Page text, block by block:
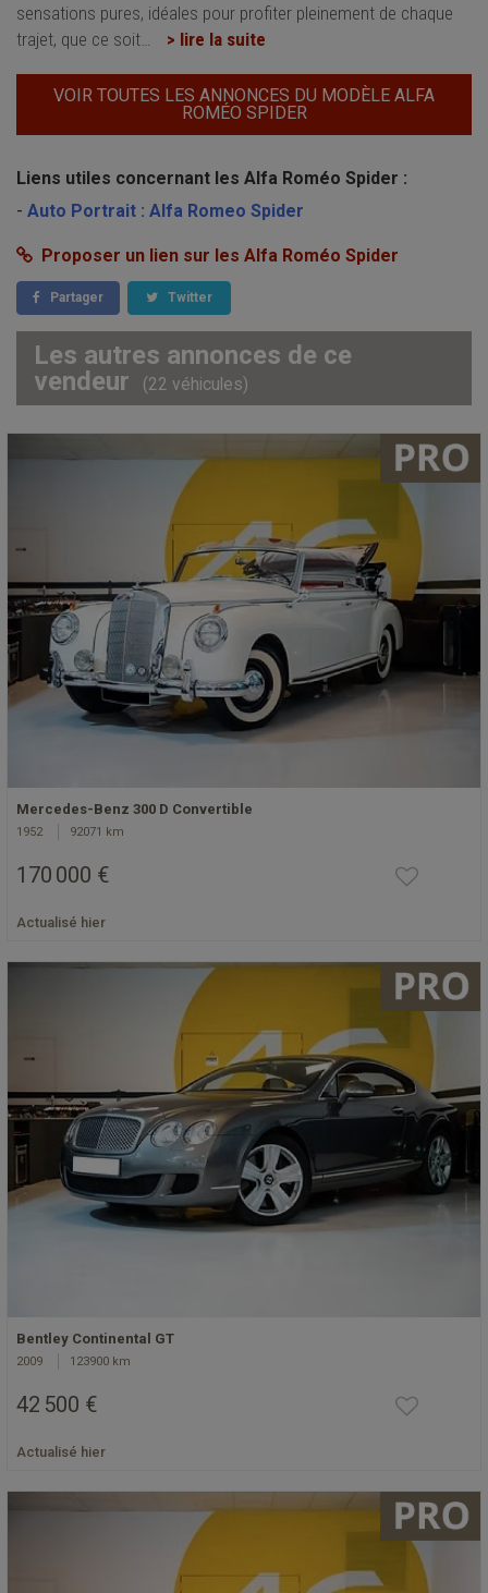
sensations pures, idéales pour profiter pleinement de chaque
trajet, que ce soit
> lire la suite
VOIR TOUTES LES ANNONCES DU MODÈLE ALFA
ROMÉO SPIDER
Liens utiles concernant les Alfa Roméo Spider :
- Auto Portrait : Alfa Romeo Spider
Proposer un lien sur les Alfa Roméo Spider
Partager Twitter
Les autres annonces de ce
vendeur
(22 véhicules)
Mercedes-Benz 300 D Convertible
1952 92071 km
170 000 €
Actualisé hier
Bentley Continental GT
2009 123900 km
42 500 €
Actualisé hier